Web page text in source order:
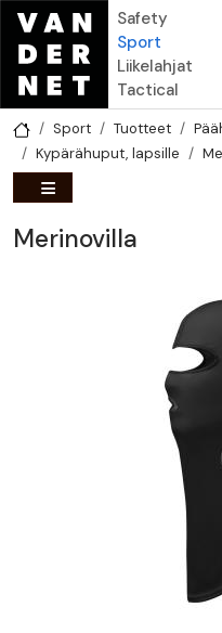
Hyppää pääsisältöön
Safety
Sport
Liikelahjat
Tactical
Sport Tuotteet
Kypärähuput, lapsille
Merinovilla